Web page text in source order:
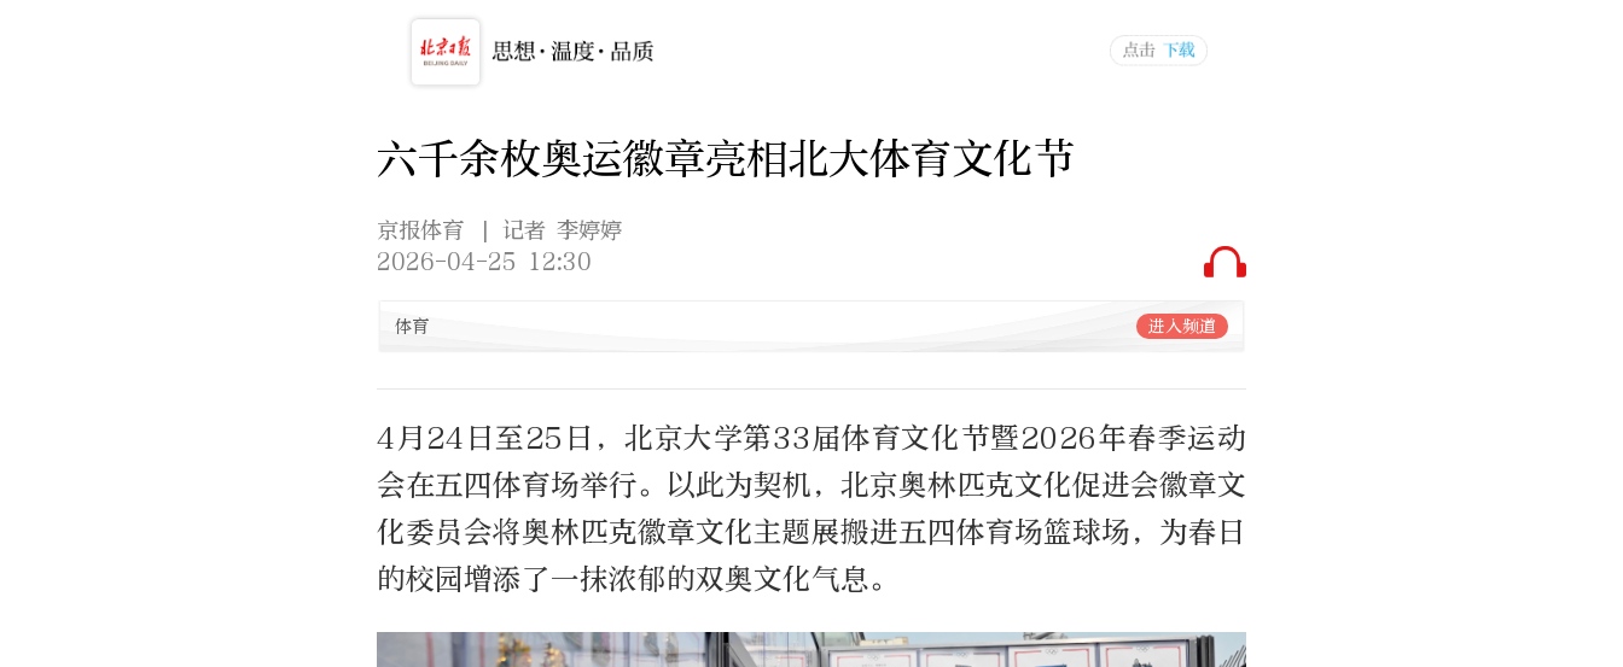
六千余枚奥运徽章亮相北大体育文化节
京报体育
| 记者 李婷婷
2026-04-25 12:30
体育 进入频道
4月24日至25日，北京大学第33届体育文化节暨2026年春季运动
会在五四体育场举行。以此为契机，北京奥林匹克文化促进会徽章文
化委员会将奥林匹克徽章文化主题展搬进五四体育场篮球场，为春日
的校园增添了一抹浓郁的双奥文化气息。